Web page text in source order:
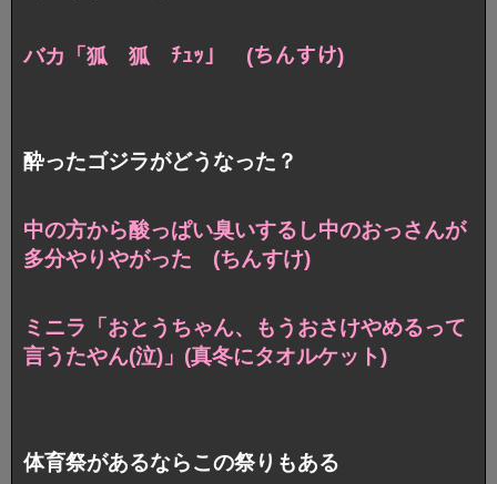
バカ「狐 狐 ﾁｭｯ」 (ちんすけ)
酔ったゴジラがどうなった？
中の方から酸っぱい臭いするし中のおっさんが
多分やりやがった (ちんすけ)
ミニラ「おとうちゃん、もうおさけやめるって
言うたやん(泣)」 (真冬にタオルケット)
体育祭があるならこの祭りもある